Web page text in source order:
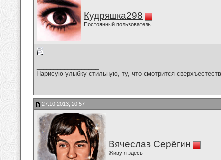
Кудряшка298
Постоянный пользователь
Нарисую улыбку стильную, ту, что смотрится
27.10.2013, 20:57
Вячеслав Серёгин
Живу я здесь